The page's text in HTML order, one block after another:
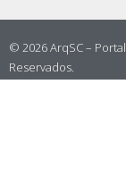
© 2026 ArqSC –
Reservados.